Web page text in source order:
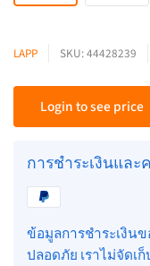
LAPP SKU: 44428239
Login to see price
การชำระเงินแล
ข้อมูลการชำระเงิน
ปลอดภัย เราไม่จัดเ